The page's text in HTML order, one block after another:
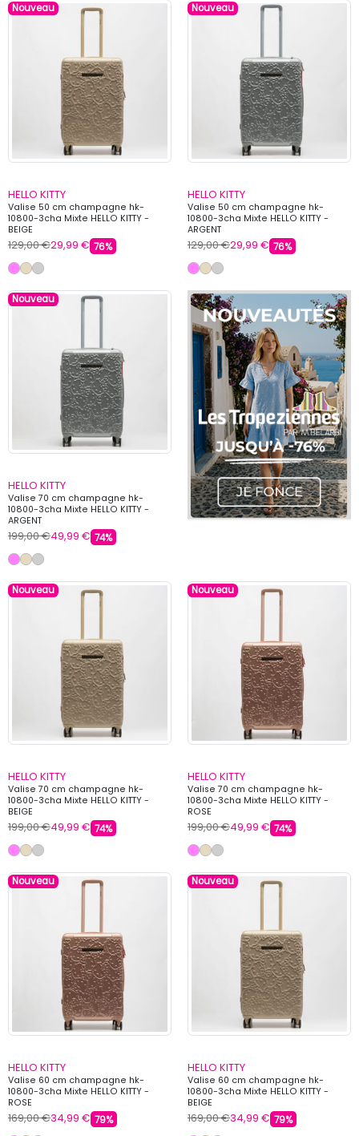
Nouveau
HELLO KITTY
Valise 50 cm champagne hk-
10800-3cha Mixte HELLO KITTY -
BEIGE
129,00 €29,99 € 76%
Nouveau
HELLO KITTY
Valise 50 cm champagne hk-
10800-3cha Mixte HELLO KITTY -
ARGENT
129,00 €29,99 € 76%
Nouveau
HELLO KITTY
Valise 70 cm champagne hk-
10800-3cha Mixte HELLO KITTY -
ARGENT
199,00 €49,99 € 74%
Nouveau
HELLO KITTY
Valise 70 cm champagne hk-
10800-3cha Mixte HELLO KITTY -
BEIGE
199,00 €49,99 € 74%
Nouveau
HELLO KITTY
Valise 70 cm champagne hk-
10800-3cha Mixte HELLO KITTY -
ROSE
199,00 €49,99 € 74%
Nouveau
HELLO KITTY
Valise 60 cm champagne hk-
10800-3cha Mixte HELLO KITTY -
ROSE
169,00 €34,99 € 79%
Nouveau
HELLO KITTY
Valise 60 cm champagne hk-
10800-3cha Mixte HELLO KITTY -
BEIGE
169,00 €34,99 € 79%